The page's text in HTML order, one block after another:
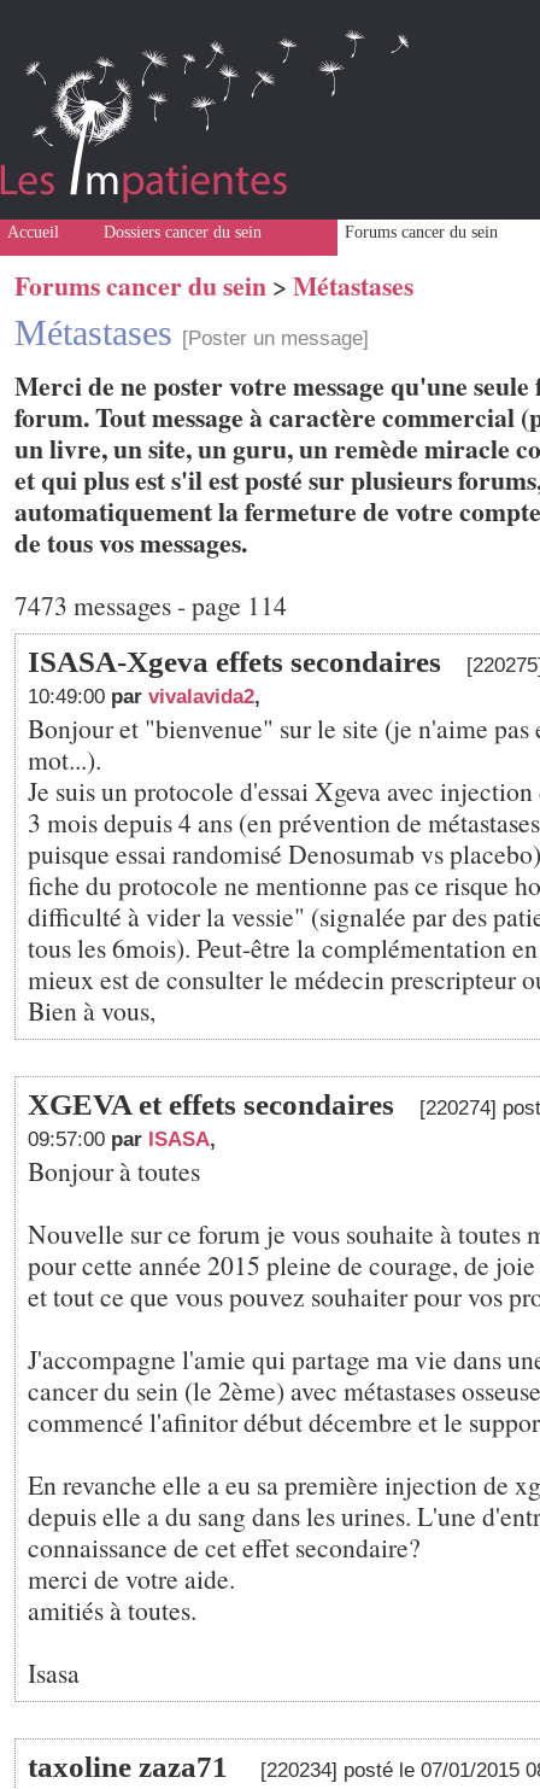
Accueil Dossiers cancer du sein Forums cancer du sein
Forums cancer du sein > Métastases
Métastases [Poster un message]
Merci de ne poster votre message qu'une seule
forum. Tout message à caractère commercial
un livre, un site, un guru, un remède miracle
et qui plus est s'il est posté sur plusieurs
automatiquement la fermeture de votre
de tous vos messages.
7473 messages - page 114
ISASA-Xgeva effets secondaires
10:49:00 par vivalavida2,
Bonjour et "bienvenue" sur le site (je n'aime pas
mot...).
Je suis un protocole d'essai Xgeva avec
3 mois depuis 4 ans (en prévention de
puisque essai randomisé Denosumab vs
fiche du protocole ne mentionne pas ce risque
difficulté à vider la vessie" (signalée par des
tous les 6mois). Peut-être la complémentation
mieux est de consulter le médecin prescripteur
Bien à vous,
XGEVA et effets secondaires
[220274]
09:57:00 par ISASA,
Bonjour à toutes
Nouvelle sur ce forum je vous souhaite à toutes
pour cette année 2015 pleine de courage, de
et tout ce que vous pouvez souhaiter pour vos
J'accompagne l'amie qui partage ma vie dans
cancer du sein (le 2ème) avec métastases
commencé l'afinitor début décembre et le
En revanche elle a eu sa première injection de
depuis elle a du sang dans les urines. L'une
connaissance de cet effet secondaire?
merci de votre aide.
amitiés à toutes.
Isasa
taxoline zaza71
[220234] posté le 07/01/2015